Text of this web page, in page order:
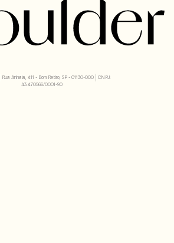
Rua Anhaia, 411 - Bom Retiro, SP - 01130-000 | CNPJ:
43.470566/0001-90